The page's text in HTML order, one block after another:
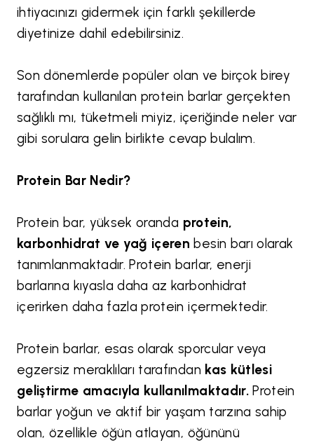
ihtiyacınızı gidermek için farklı şekillerde
diyetinize dahil edebilirsiniz.
Son dönemlerde popüler olan ve birçok birey
tarafından kullanılan protein barlar gerçekten
sağlıklı mı, tüketmeli miyiz, içeriğinde neler var
gibi sorulara gelin birlikte cevap bulalım.
Protein Bar Nedir?
Protein bar, yüksek oranda protein,
karbonhidrat ve yağ içeren besin barı olarak
tanımlanmaktadır. Protein barlar, enerji
barlarına kıyasla daha az karbonhidrat
içerirken daha fazla protein içermektedir.
Protein barlar, esas olarak sporcular veya
egzersiz meraklıları tarafından kas kütlesi
geliştirme amacıyla kullanılmaktadır. Protein
barlar yoğun ve aktif bir yaşam tarzına sahip
olan, özellikle öğün atlayan, öğününü